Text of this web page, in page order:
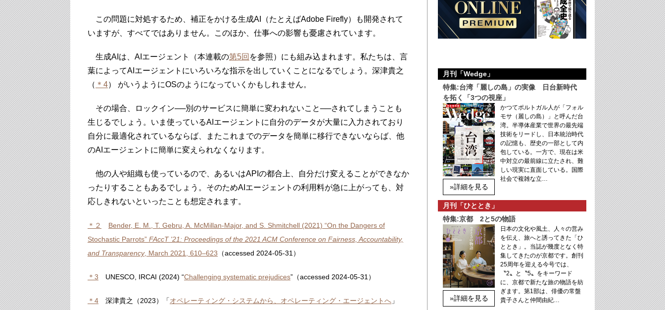
この問題に対処するため、補正をかける生成AI（たとえばAdobe Firefly）も開発されて
いますが、すべてではありません。このほか、仕事への影響も憂慮されています。
生成AIは、AIエージェント（本連載の第5回 を参照）にも組み込まれます。私たちは、言
葉によってAIエージェントにいろいろな指示を出していくことになるでしょう。深津貴之
（ ＊4） がいうようにOSのようになっていくかもしれません。
その場合、ロックイン──別のサービスに簡単に変われないこと──されてしまうことも
生じるでしょう。いま使っているAIエージェントに自分のデータが大量に入力されており
自分に最適化されているならば、またこれまでのデータを簡単に移行できないならば、他
のAIエージェントに簡単に変えられなくなります。
他の人や組織も使っているので、あるいはAPIの都合上、自分だけ変えることができなか
ったりすることもあるでしょう。そのためAIエージェントの利用料が急に上がっても、対
応しきれないといったことも想定されます。
＊２
Bender, E. M., T. Gebru, A. McMillan-Major, and S. Shmitchell (2021) “On the Dangers of
Stochastic Parrots” FAccT '21: Proceedings of the 2021 ACM Conference on Fairness, Accountability,
and Transparency, March 2021, 610–623 （accessed 2024-05-31）
＊3 UNESCO, IRCAI (2024) “Challenging systematic prejudices”（accessed 2024-05-31）
＊4 深津貴之（2023）「オペレーティング・システムから、オペレーティング・エージェントへ 」
月刊「Wedge」
特集:台湾「麗しの島」の実像 日台新時代
を拓く「3つの視座」
»詳細を見る
かつてポルトガル人が「フォル
モサ（麗しの島）」と呼んだ台
湾。半導体産業で世界の最先端
技術をリードし、日本統治時代
の記憶も、歴史の一部として内
包している。一方で、現在は米
中対立の最前線に立たされ、難
しい現実に直面している。国際
社会で複雑な立…
月刊「ひととき」
特集:京都 2と5の物語
»詳細を見る
日本の文化や風土、人々の営み
を伝え、旅へと誘ってきた「ひ
ととき」。当誌が幾度となく特
集してきたのが京都です。創刊
25周年を迎える今号では、
〝2〟と〝5〟をキーワード
に、京都で新たな旅の物語を紡
ぎます。第1部は、俳優の常盤
貴子さんと仲間由紀…